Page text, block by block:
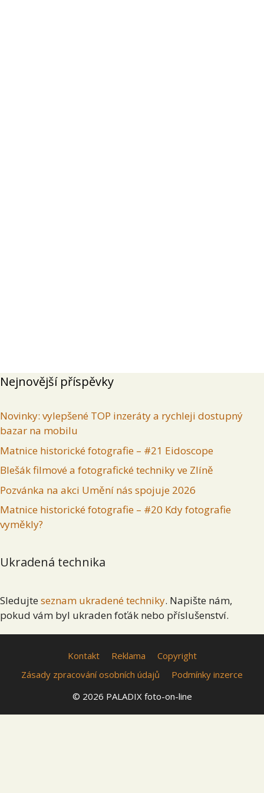
Nejnovější příspěvky
Novinky: vylepšené TOP inzeráty a rychleji dostupný
bazar na mobilu
Matnice historické fotografie – #21 Eidoscope
Blešák filmové a fotografické techniky ve Zlíně
Pozvánka na akci Umění nás spojuje 2026
Matnice historické fotografie – #20 Kdy fotografie
vyměkly?
Ukradená technika
Sledujte seznam ukradené techniky. Napište nám,
pokud vám byl ukraden foťák nebo příslušenství.
Kontakt Reklama
Copyright
Zásady zpracování osobních údajů
Podmínky inzerce
© 2026 PALADIX foto-on-line